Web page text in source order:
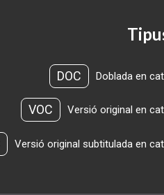
DOC Doblada en
VOC Versió original en
Versió original subtitulada en